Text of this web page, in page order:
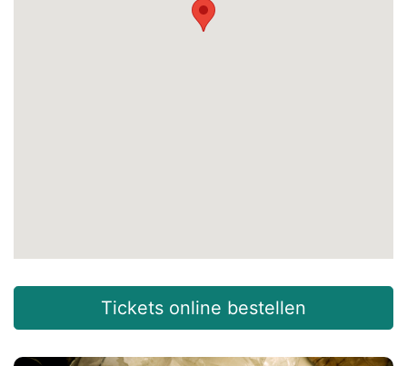
Tickets online bestellen